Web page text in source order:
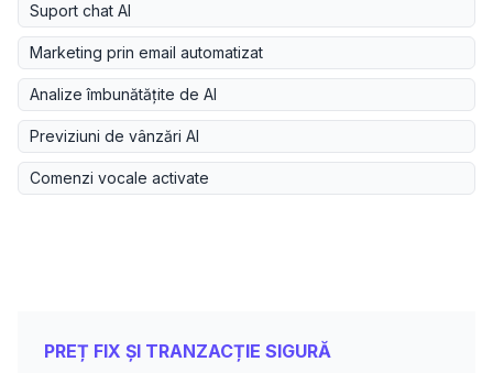
Suport chat AI
Marketing prin email automatizat
Analize îmbunătățite de AI
Previziuni de vânzări AI
Comenzi vocale activate
PREȚ FIX ȘI TRANZACȚIE SIGURĂ